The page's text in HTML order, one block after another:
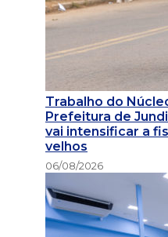
Trabalho do
Prefeitura de
vai intensificar a
velhos
06/08/2026